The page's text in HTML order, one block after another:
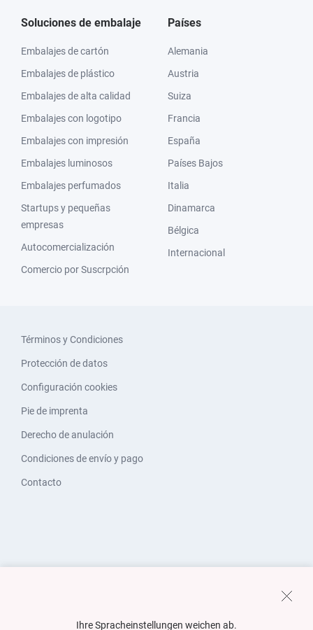
Soluciones de embalaje
Embalajes de cartón
Embalajes de plástico
Embalajes de alta calidad
Embalajes con logotipo
Embalajes con impresión
Embalajes luminosos
Embalajes perfumados
Startups y pequeñas
empresas
Autocomercialización
Comercio por Suscrpción
Países
Alemania
Austria
Suiza
Francia
España
Países Bajos
Italia
Dinamarca
Bélgica
Internacional
Términos y Condiciones
Protección de datos
Configuración cookies
Pie de imprenta
Derecho de anulación
Condiciones de envío y pago
Contacto
Ihre Spracheinstellungen weichen ab.